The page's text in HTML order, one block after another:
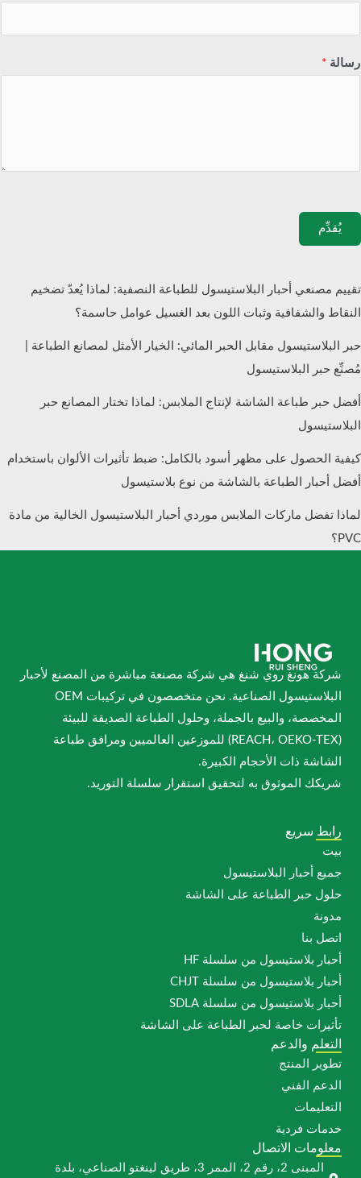
رسالة *
يُقدِّم
تقييم مصنعي أحبار البلاستيسول للطباعة النصفية: لماذا يُعدّ تضخيم
النقاط والشفافية وثبات اللون بعد الغسيل عوامل حاسمة؟
حبر البلاستيسول مقابل الحبر المائي: الخيار الأمثل لمصانع الطباعة |
مُصنِّع حبر البلاستيسول
أفضل حبر طباعة الشاشة لإنتاج الملابس: لماذا تختار المصانع حبر
البلاستيسول
كيفية الحصول على مظهر أسود بالكامل: ضبط تأثيرات الألوان باستخدام
أفضل أحبار الطباعة بالشاشة من نوع بلاستيسول
لماذا تفضل ماركات الملابس موردي أحبار البلاستيسول الخالية من مادة
PVC؟
شركة هونغ روي شنغ هي شركة مصنعة مباشرة من المصنع لأحبار
البلاستيسول الصناعية. نحن متخصصون في تركيبات OEM
المخصصة، والبيع بالجملة، وحلول الطباعة الصديقة للبيئة
(REACH، OEKO-TEX) للموزعين العالميين ومرافق طباعة
الشاشة ذات الأحجام الكبيرة.
شريكك الموثوق به لتحقيق استقرار سلسلة التوريد.
رابط سريع
بيت
جميع أحبار البلاستيسول
حلول حبر الطباعة على الشاشة
مدونة
اتصل بنا
أحبار بلاستيسول من سلسلة HF
أحبار بلاستيسول من سلسلة CHJT
أحبار بلاستيسول من سلسلة SDLA
تأثيرات خاصة لحبر الطباعة على الشاشة
التعلم والدعم
تطوير المنتج
الدعم الفني
التعليمات
خدمات فردية
معلومات الاتصال
المبنى 2، رقم 2، الممر 3، طريق لينغتو الصناعي، بلدة